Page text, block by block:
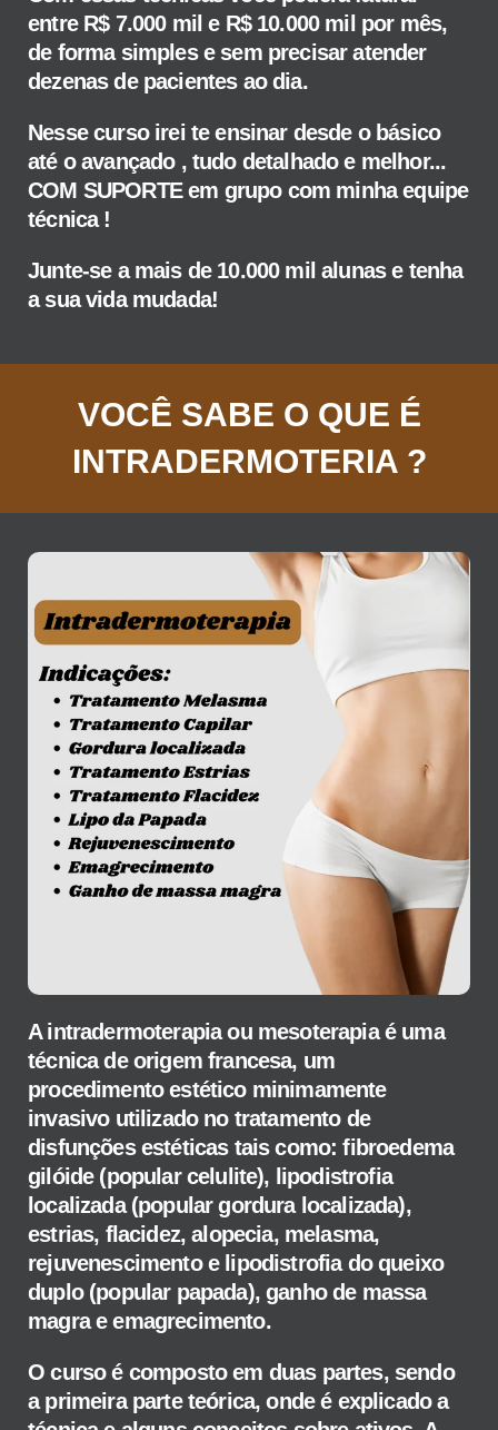
entre R$ 7.000 mil e R$ 10.000 mil por mês,
de forma simples e sem precisar atender
dezenas de pacientes ao dia.
Nesse curso irei te ensinar desde o básico
até o avançado , tudo detalhado e melhor...
COM SUPORTE em grupo com minha equipe
técnica !
Junte-se a mais de 10.000 mil alunas e tenha
a sua vida mudada!
VOCÊ SABE O QUE É
INTRADERMOTERIA ?
A intradermoterapia ou mesoterapia é uma
técnica de origem francesa, um
procedimento estético minimamente
invasivo utilizado no tratamento de
disfunções estéticas tais como: fibroedema
gilóide (popular celulite), lipodistrofia
localizada (popular gordura localizada),
estrias, flacidez, alopecia, melasma,
rejuvenescimento e lipodistrofia do queixo
duplo (popular papada), ganho de massa
magra e emagrecimento.
O curso é composto em duas partes, sendo
a primeira parte teórica, onde é explicado a